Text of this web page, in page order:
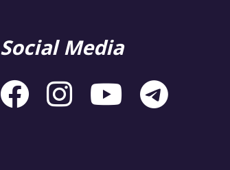
Social Media